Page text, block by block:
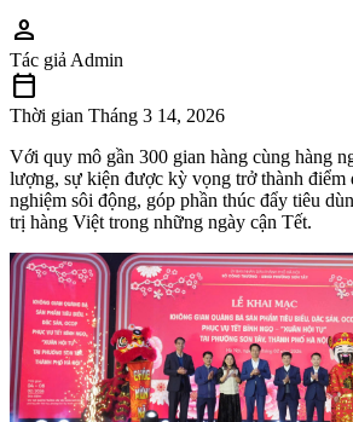
person
Tác giả Admin
calendar_today
Thời gian Tháng 3 14, 2026
Với quy mô gần 300 gian hàng cùng hàng
lượng, sự kiện được kỳ vọng trở thành điểm
nghiệm sôi động, góp phần thúc đẩy tiêu
trị hàng Việt trong những ngày cận Tết.